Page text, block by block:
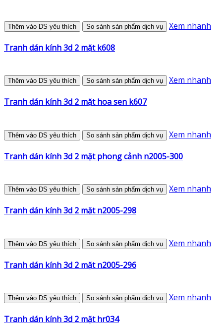
Thêm vào DS yêu thích So sánh sản phẩm dịch vụ Xem nhanh
Tranh dán kính 3d 2 mặt k608
Thêm vào DS yêu thích So sánh sản phẩm dịch vụ Xem nhanh
Tranh dán kính 3d 2 mặt hoa sen k607
Thêm vào DS yêu thích So sánh sản phẩm dịch vụ Xem nhanh
Tranh dán kính 3d 2 mặt phong cảnh n2005-300
Thêm vào DS yêu thích So sánh sản phẩm dịch vụ Xem nhanh
Tranh dán kính 3d 2 mặt n2005-298
Thêm vào DS yêu thích So sánh sản phẩm dịch vụ Xem nhanh
Tranh dán kính 3d 2 mặt n2005-296
Thêm vào DS yêu thích So sánh sản phẩm dịch vụ Xem nhanh
Tranh dán kính 3d 2 mặt hr034